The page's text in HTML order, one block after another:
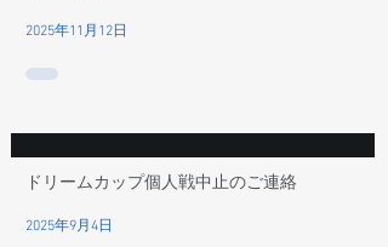
2025年11月12日
ドリームカップ個人戦中止のご連絡
2025年9月4日